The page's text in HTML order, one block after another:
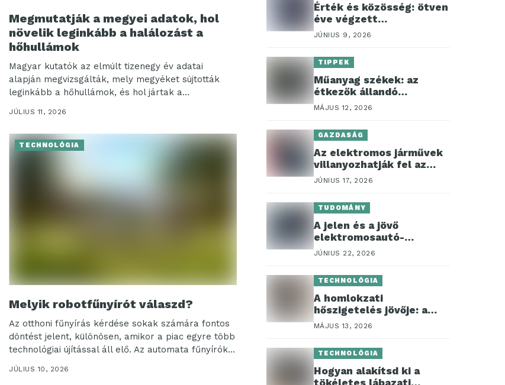
Megmutatják a megyei adatok, hol
növelik leginkább a halálozást a
hőhullámok
Magyar kutatók az elmúlt tizenegy év adatai
alapján megvizsgálták, mely megyéket sújtották
leginkább a hőhullámok, és hol jártak a
legnagyobb többlethalálozással. Szabó Péter...
JÚLIUS 11, 2026
TECHNOLÓGIA
Melyik robotfűnyírót válaszd?
Az otthoni fűnyírás kérdése sokak számára fontos
döntést jelent, különösen, amikor a piac egyre több
technológiai újítással áll elő. Az automata fűnyírók
között...
JÚLIUS 10, 2026
Érték és közösség: ötven
éve végzett
szakembereket
köszöntöttek a
Széchenyi István
Egyetemen
JÚNIUS 9, 2026
TIPPEK
Műanyag székek: az
étkezők állandó
résztvevője
MÁJUS 12, 2026
GAZDASÁG
Az elektromos járművek
villanyozhatják fel az
autólízing szektort
JÚNIUS 17, 2026
TUDOMÁNY
A jelen és a jövő
elektromosautó-
akkumulátorai
JÚNIUS 22, 2026
TECHNOLÓGIA
A homlokzati
hőszigetelés jövője: a
korszerű építőipar
újdonságai
MÁJUS 13, 2026
TECHNOLÓGIA
Hogyan alakítsd ki a
tökéletes lábazati